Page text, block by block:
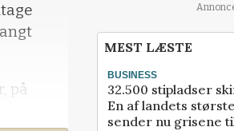
på
MEST LÆSTE
BUSINESS
32.500 stipladser
En af landets
sender nu grisene